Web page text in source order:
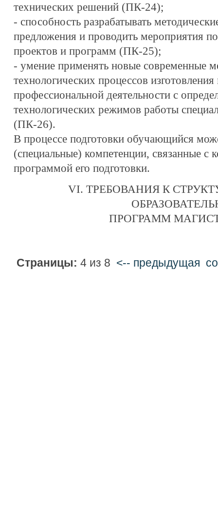
технических решений (ПК-24);
- способность разрабатывать
предложения и проводить мероприятия
проектов и программ (ПК-25);
- умение применять новые современные
технологических процессов
профессиональной деятельности с
технологических режимов работы
(ПК-26).
В процессе подготовки обучающийся
(специальные) компетенции, связанные с
программой его подготовки.
VI. ТРЕБОВАНИЯ К
ПРОГРАММ
Страницы: 4 из 8 <-- предыдущая